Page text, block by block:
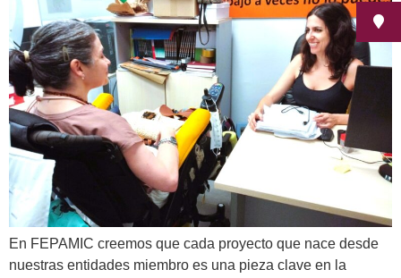
En FEPAMIC creemos que cada proyecto que nace desde
nuestras entidades miembro es una pieza clave en la